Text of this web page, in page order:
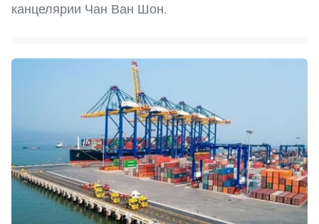
канцелярии Чан Ван Шон.